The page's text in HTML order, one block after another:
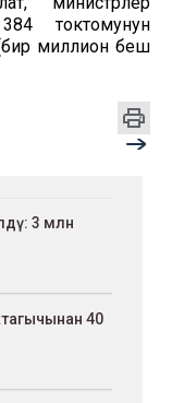
токтомунун
миллион беш
3 млн
40